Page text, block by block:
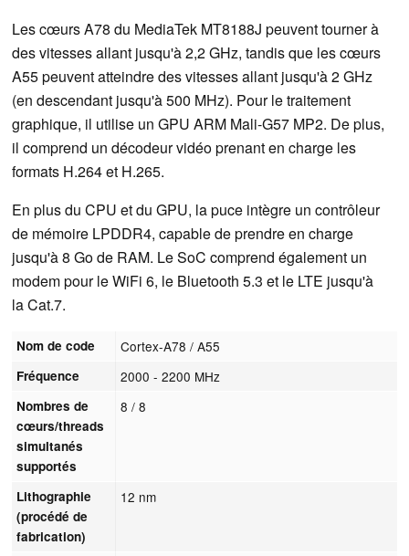
Les cœurs A78 du MediaTek MT8188J peuvent tourner à
des vitesses allant jusqu'à 2,2 GHz, tandis que les cœurs
A55 peuvent atteindre des vitesses allant jusqu'à 2 GHz
(en descendant jusqu'à 500 MHz). Pour le traitement
graphique, il utilise un GPU ARM Mali-G57 MP2. De plus,
il comprend un décodeur vidéo prenant en charge les
formats H.264 et H.265.
En plus du CPU et du GPU, la puce intègre un contrôleur
de mémoire LPDDR4, capable de prendre en charge
jusqu'à 8 Go de RAM. Le SoC comprend également un
modem pour le WiFi 6, le Bluetooth 5.3 et le LTE jusqu'à
la Cat.7.
Nom de code Cortex-A78 / A55
Fréquence 2000 - 2200 MHz
Nombres de
cœurs/threads
simultanés
supportés
8 / 8
Lithographie
(procédé de
fabrication)
12 nm